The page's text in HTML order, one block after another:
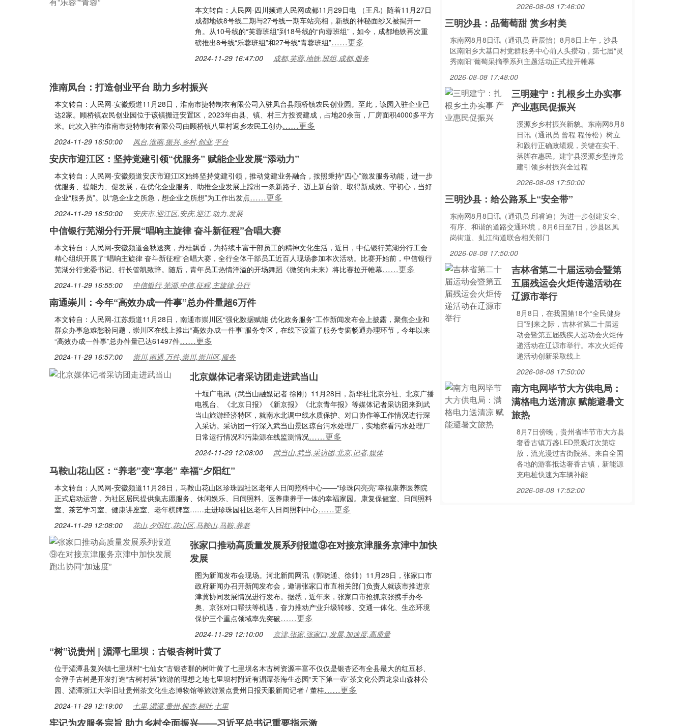
本文转自：人民网-四川频道人民网成都11月29日电 （王凡）随着11月27日
成都地铁8号线二期与27号线一期车站亮相，新线的神秘面纱又被揭开一
角。从10号线的“芙蓉班组”到18号线的“向蓉班组”，如今，成都地铁再次重
磅推出8号线“乐蓉班组”和27号线“青蓉班组”……更多
2024-11-29 16:47:00 成都,芙蓉,地铁,班组,成都,服务
淮南凤台：打造创业平台 助力乡村振兴
本文转自：人民网-安徽频道11月28日，淮南市捷特制衣有限公司入驻凤台县顾桥镇农民创业园。至此，该园入驻企业已
达2家。顾桥镇农民创业园位于该镇搬迁安置区，2023年由县、镇、村三方投资建成，占地20余亩，厂房面积4000多平方
米。此次入驻的淮南市捷特制衣有限公司由顾桥镇八里村返乡农民工创办……更多
2024-11-29 16:50:00 凤台,淮南,振兴,乡村,创业,平台
安庆市迎江区：坚持党建引领“优服务” 赋能企业发展“添动力”
本文转自：人民网-安徽频道安庆市迎江区始终坚持党建引领，推动党建业务融合，按照秉持“四心”激发服务动能，进一步
优服务、提能力、促发展，在优化企业服务、助推企业发展上蹚出一条新路子、迈上新台阶、取得新成效。守初心，当好
企业“服务员”。以“急企业之所急，想企业之所想”为工作出发点……更多
2024-11-29 16:50:00 安庆市,迎江区,安庆,迎江,动力,发展
中信银行芜湖分行开展“唱响主旋律 奋斗新征程”合唱大赛
本文转自：人民网-安徽频道金秋送爽，丹桂飘香，为持续丰富干部员工的精神文化生活，近日，中信银行芜湖分行工会
精心组织开展了“唱响主旋律 奋斗新征程”合唱大赛，全行全体干部员工近百人现场参加本次活动。比赛开始前，中信银行
芜湖分行党委书记、行长管凯致辞。随后，青年员工热情洋溢的开场舞蹈《微笑向未来》将比赛拉开帷幕……更多
2024-11-29 16:55:00 中信银行,芜湖,中信,征程,主旋律,分行
南通崇川：今年“高效办成一件事”总办件量超6万件
本文转自：人民网-江苏频道11月28日，南通市崇川区“强化数据赋能 优化政务服务”工作新闻发布会上披露，聚焦企业和
群众办事急难愁盼问题，崇川区在线上推出“高效办成一件事”服务专区，在线下设置了服务专窗畅通办理环节，今年以来
“高效办成一件事”总办件量已达61497件……更多
2024-11-29 16:57:00 崇川,南通,万件,崇川,崇川区,服务
北京媒体记者采访团走进武当山
十堰广电讯（武当山融媒记者 徐刚）11月28日，新华社北京分社、北京广播
电视台、《北京日报》《新京报》《北京青年报》等媒体记者采访团来到武
当山旅游经济特区，就南水北调中线水质保护、对口协作等工作情况进行深
入采访。采访团一行深入武当山景区琼台污水处理厂，实地察看污水处理厂
日常运行情况和污染源在线监测情况……更多
2024-11-29 12:08:00 武当山,武当,采访团,北京,记者,媒体
马鞍山花山区：“养老”变“享老” 幸福“夕阳红”
本文转自：人民网-安徽频道11月28日，马鞍山花山区珍珠园社区老年人日间照料中心——“珍珠闪亮亮”幸福康养医养院
正式启动运营，为社区居民提供集志愿服务、休闲娱乐、日间照料、医养康养于一体的幸福家园。康复保健室、日间照料
室、茶艺学习室、健康讲座室、老年棋牌室……走进珍珠园社区老年人日间照料中心……更多
2024-11-29 12:08:00 花山,夕阳红,花山区,马鞍山,马鞍,养老
张家口推动高质量发展系列报道⑨在对接京津服务京津中加快
发展
图为新闻发布会现场。河北新闻网讯（郭晓通、徐帅）11月28日，张家口市
政府新闻办召开新闻发布会，邀请张家口市直相关部门负责人就该市推进京
津冀协同发展情况进行发布。据悉，近年来，张家口市抢抓京张携手办冬
奥、京张对口帮扶等机遇，奋力推动产业升级转移、交通一体化、生态环境
保护三个重点领域率先突破……更多
2024-11-29 12:10:00 京津,张家,张家口,发展,加速度,高质量
“树”说贵州 | 湄潭七里坝：古银杏树叶黄了
位于湄潭县复兴镇七里坝村“七仙女”古银杏群的树叶黄了七里坝名木古树资源丰富不仅仅是银杏还有全县最大的红豆杉、
金弹子古树是开发打造“古树村落”旅游的理想之地七里坝村附近有湄潭茶海生态园“天下第一壶”茶文化公园龙泉山森林公
园、湄潭浙江大学旧址贵州茶文化生态博物馆等旅游景点贵州日报天眼新闻记者 / 董桂……更多
2024-11-29 12:19:00 七里,湄潭,贵州,银杏,树叶,七里
牢记为农服务宗旨 助力乡村全面振兴——习近平总书记重要指示激
2026-08-08 17:46:00
三明沙县：品葡萄甜 赏乡村美
东南网8月8日讯（通讯员 薛辰怡）8月8日上午，沙县
区南阳乡大基口村党群服务中心前人头攒动，第七届“灵
秀南阳”葡萄采摘季系列主题活动正式拉开帷幕
2026-08-08 17:48:00
三明建宁：扎根乡土办实事
产业惠民促振兴
溪源乡乡村振兴新貌。东南网8月8
日讯（通讯员 曾程 程传松）树立
和践行正确政绩观，关键在实干、
落脚在惠民。建宁县溪源乡坚持党
建引领乡村振兴全过程
2026-08-08 17:50:00
三明沙县：给公路系上“安全带”
东南网8月8日讯（通讯员 邱睿迪）为进一步创建安全、
有序、和谐的道路交通环境，8月6日至7日，沙县区凤
岗街道、虬江街道联合相关部门
2026-08-08 17:50:00
吉林省第二十届运动会暨第
五届残运会火炬传递活动在
辽源市举行
8月8日，在我国第18个“全民健身
日”到来之际，吉林省第二十届运
动会暨第五届残疾人运动会火炬传
递活动在辽源市举行。本次火炬传
递活动创新采取线上
2026-08-08 17:50:00
南方电网毕节大方供电局：
满格电力送清凉 赋能避暑文
旅热
8月7日傍晚，贵州省毕节市大方县
奢香古镇万盏LED景观灯次第绽
放，流光漫过古街院落。来自全国
各地的游客抵达奢香古镇，新能源
充电桩快速为车辆补能
2026-08-08 17:52:00